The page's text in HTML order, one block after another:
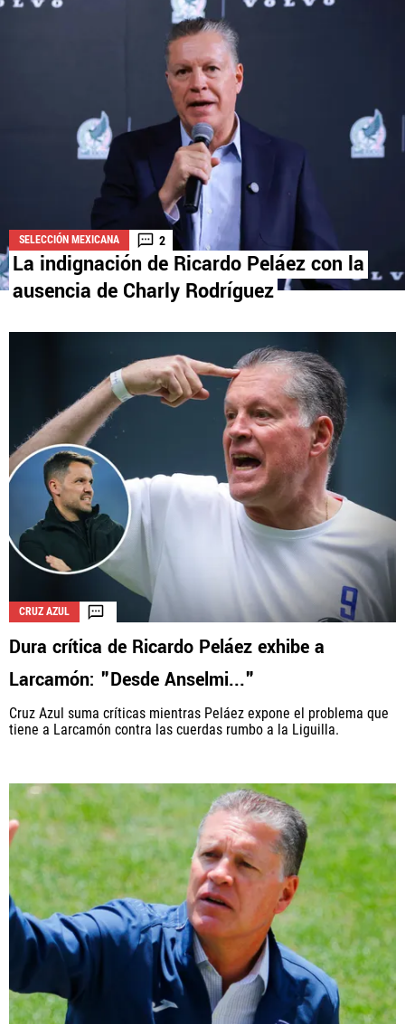
La aceptación de una de las ofertas presentadas en esta página
puede dar lugar a un pago a Vamos Azul. Este pago puede influir en
cómo y dónde aparecen los operadores de juego en la página y en el
orden en que aparecen, pero no influye en nuestras evaluaciones.
SELECCIÓN MEXICANA 2
La indignación de Ricardo Peláez con la
ausencia de Charly Rodríguez
CRUZ AZUL
Dura crítica de Ricardo Peláez exhibe a
Larcamón: "Desde Anselmi..."
Cruz Azul suma críticas mientras Peláez expone el problema que
tiene a Larcamón contra las cuerdas rumbo a la Liguilla.